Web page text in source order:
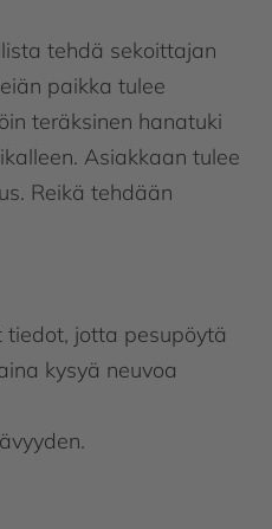
tehdä sekoittajan
paikka tulee
teräksinen hanatuki
Asiakkaan tulee
Reikä tehdään
jotta pesupöytä
kysyä neuvoa